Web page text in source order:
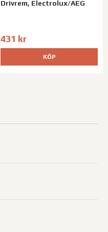
Drivrem, Electrolux/AEG
431 kr
KÖP